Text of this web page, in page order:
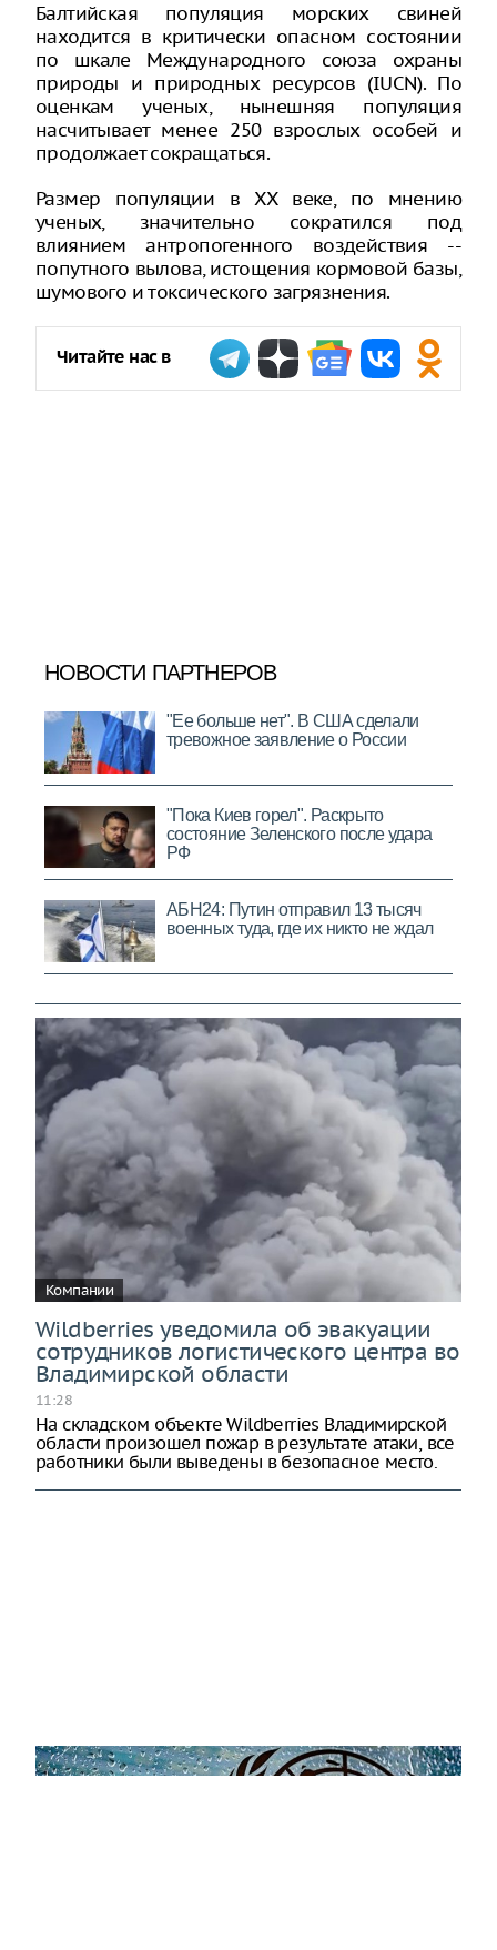
Балтийская популяция морских свиней
находится в критически опасном состоянии
по шкале Международного союза охраны
природы и природных ресурсов (IUCN). По
оценкам ученых, нынешняя популяция
насчитывает менее 250 взрослых особей и
продолжает сокращаться.
Размер популяции в XX веке, по мнению
ученых, значительно сократился под
влиянием антропогенного воздействия --
попутного вылова, истощения кормовой базы,
шумового и токсического загрязнения.
Читайте нас в
Компании
Wildberries уведомила об эвакуации
сотрудников логистического центра во
Владимирской области
11:28
На складском объекте Wildberries Владимирской
области произошел пожар в результате атаки, все
работники были выведены в безопасное место.